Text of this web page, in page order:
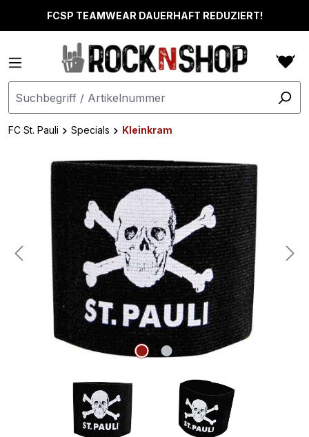
springenFCSP TEAMWEAR DAUERHAFT REDUZIERT!
FC St. Pauli Specials
Kleinkram